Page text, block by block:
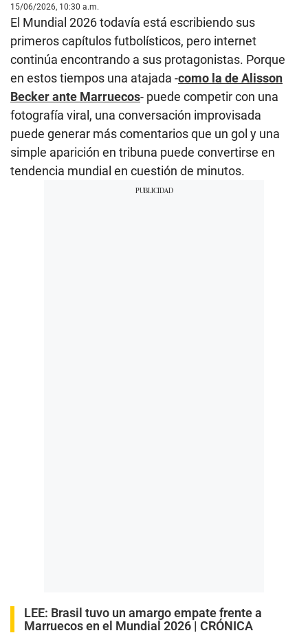
15/06/2026, 10:30 a.m.
El Mundial 2026 todavía está escribiendo sus
primeros capítulos futbolísticos, pero internet
continúa encontrando a sus protagonistas. Porque
en estos tiempos una atajada -como la de Alisson
Becker ante Marruecos- puede competir con una
fotografía viral, una conversación improvisada
puede generar más comentarios que un gol y una
simple aparición en tribuna puede convertirse en
tendencia mundial en cuestión de minutos.
LEE: Brasil tuvo un amargo empate frente a
Marruecos en el Mundial 2026 | CRÓNICA